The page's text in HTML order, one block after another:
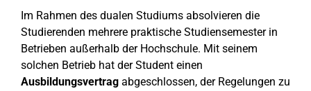
Im Rahmen des dualen Studiums absolvieren die
Studierenden mehrere praktische Studiensemester in
Betrieben außerhalb der Hochschule. Mit seinem
solchen Betrieb hat der Student einen
Ausbildungsvertrag abgeschlossen, der Regelungen zu